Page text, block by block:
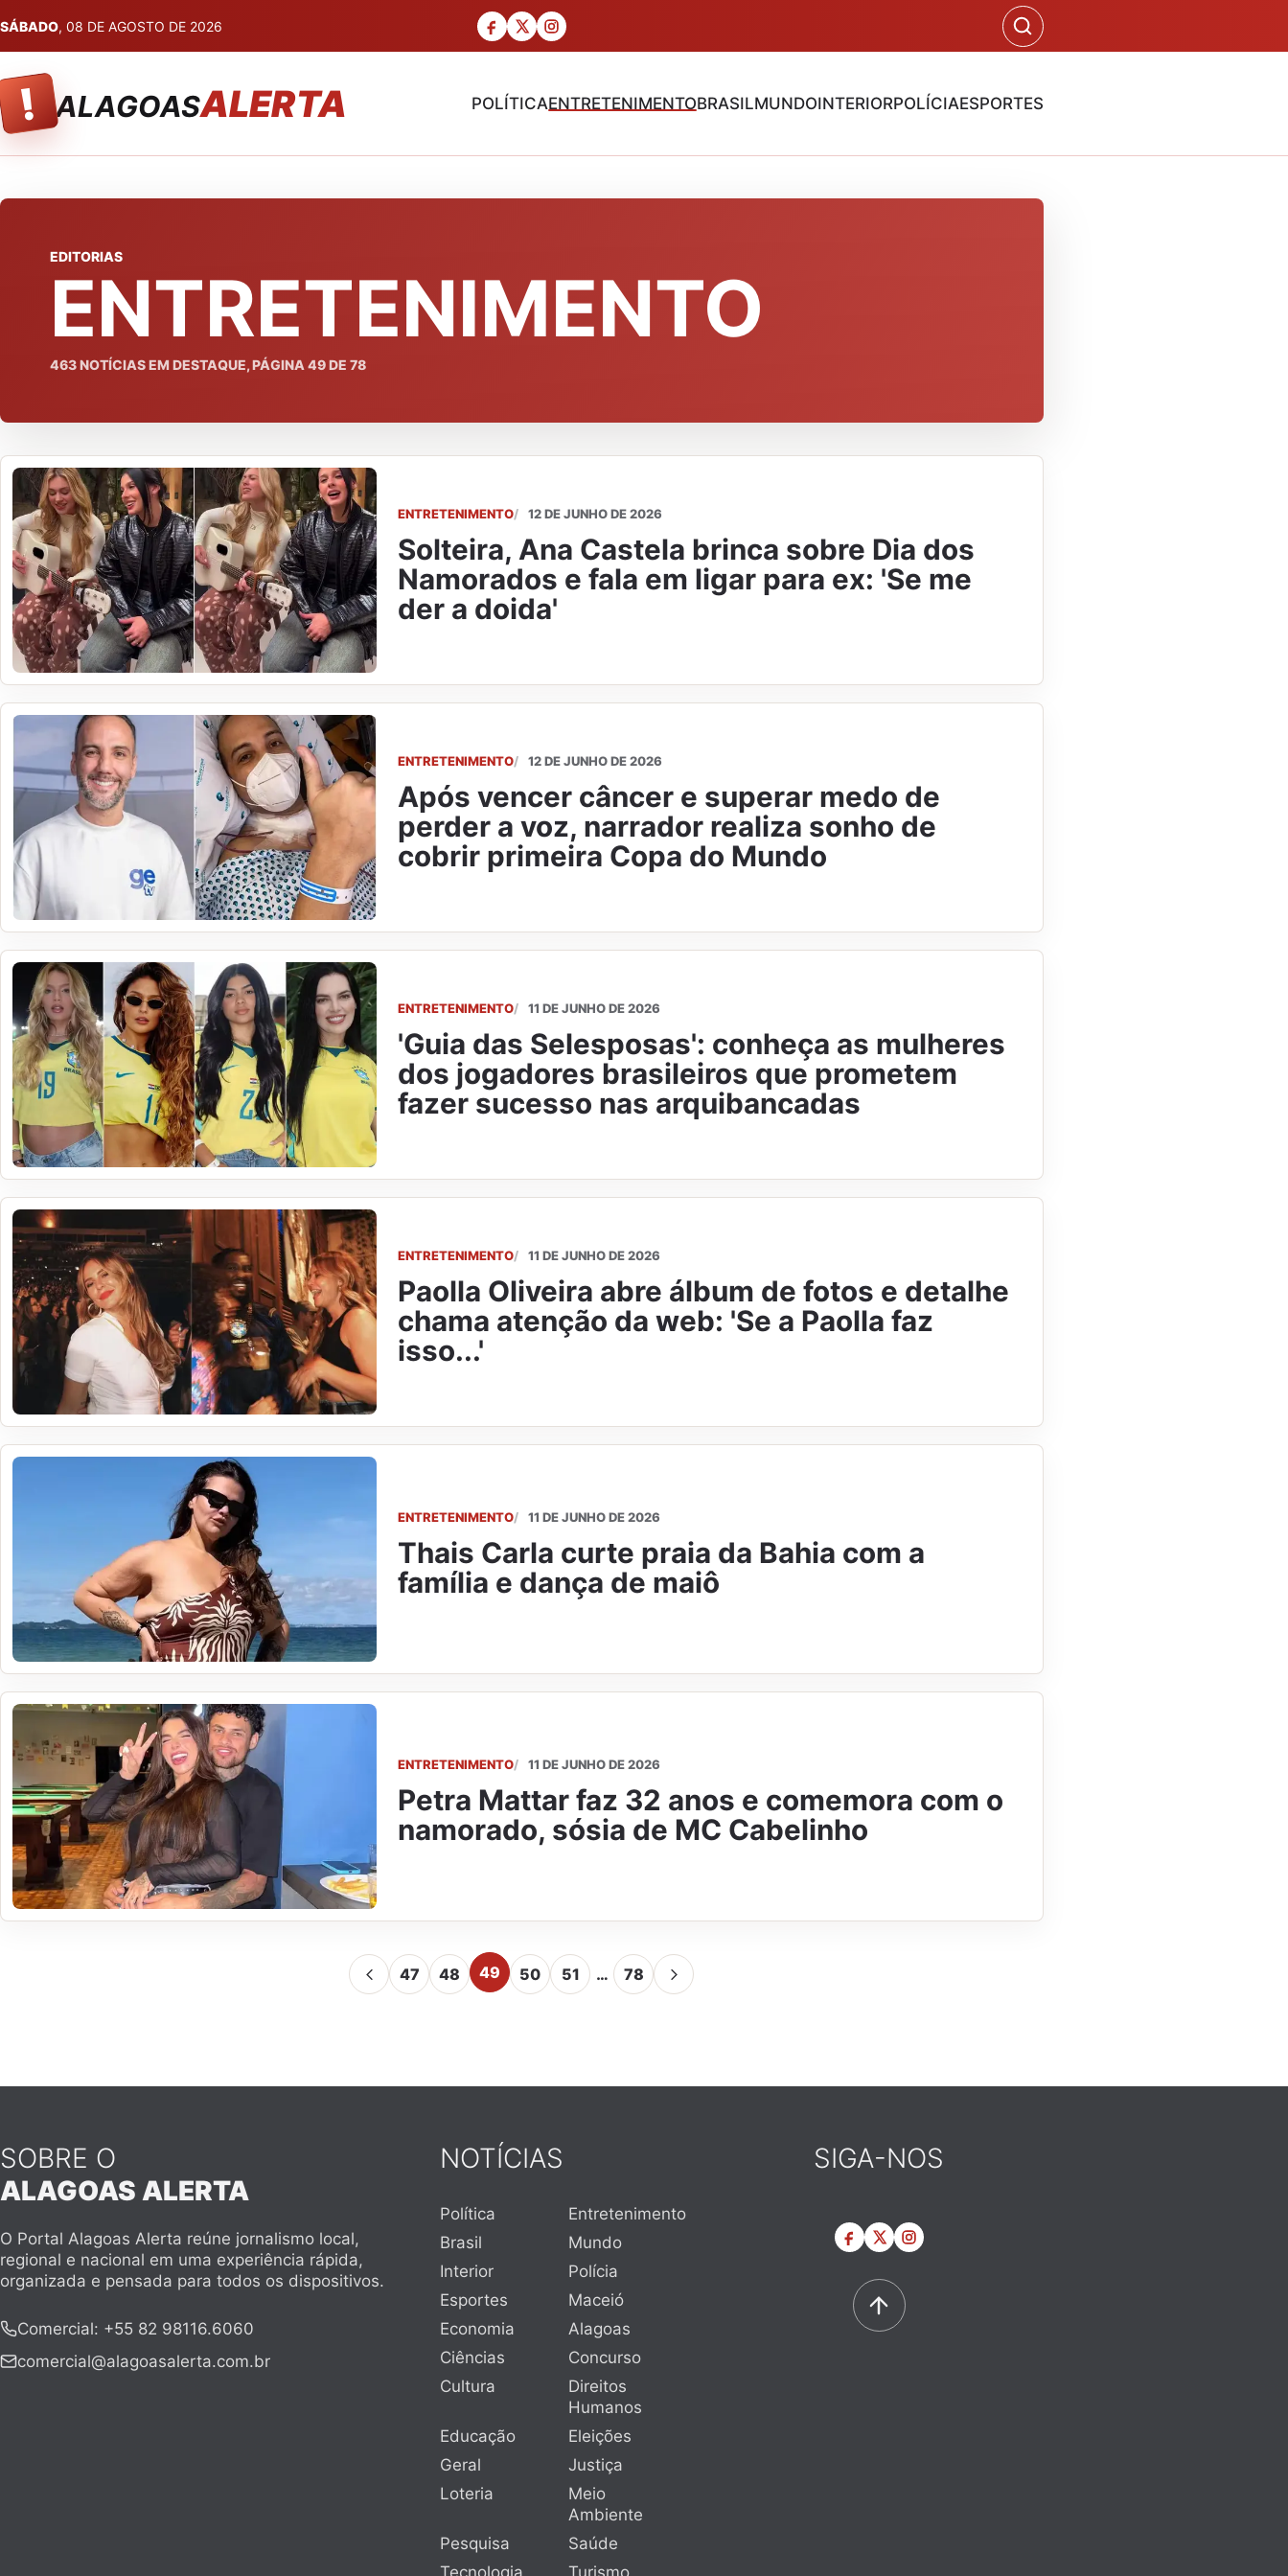
SÁBADO, 08 DE AGOSTO DE 2026
! ALAGOASALERTA POLÍTICAENTRETENIMENTOBRASILMUNDOINTERIORPOLÍCIAESPORTES
EDITORIAS
ENTRETENIMENTO
463NOTÍCIAS EM DESTAQUE, PÁGINA 49DE 78
ENTRETENIMENTO 12 DE JUNHO DE 2026
Solteira, Ana Castela brinca sobre Dia dos
Namorados e fala em ligar para ex: 'Se me
der a doida'
ENTRETENIMENTO 12 DE JUNHO DE 2026
Após vencer câncer e superar medo de
perder a voz, narrador realiza sonho de
cobrir primeira Copa do Mundo
ENTRETENIMENTO 11 DE JUNHO DE 2026
'Guia das Selesposas': conheça as mulheres
dos jogadores brasileiros que prometem
fazer sucesso nas arquibancadas
ENTRETENIMENTO 11 DE JUNHO DE 2026
Paolla Oliveira abre álbum de fotos e detalhe
chama atenção da web: 'Se a Paolla faz
isso...'
ENTRETENIMENTO 11 DE JUNHO DE 2026
Thais Carla curte praia da Bahia com a
família e dança de maiô
ENTRETENIMENTO 11 DE JUNHO DE 2026
Petra Mattar faz 32 anos e comemora com o
namorado, sósia de MC Cabelinho
47 48 49 50 51 … 78
SOBRE O
ALAGOAS ALERTA
O Portal Alagoas Alerta reúne jornalismo local,
regional e nacional em uma experiência rápida,
organizada e pensada para todos os dispositivos.
Comercial: +55 82 98116.6060
comercial@alagoasalerta.com.br
NOTÍCIAS
Política
Entretenimento
Brasil
Mundo
Interior
Polícia
Esportes
Maceió
Economia
Alagoas
Ciências
Concurso
Cultura
Direitos
Humanos
Educação
Eleições
Geral
Justiça
Loteria
Meio
Ambiente
Pesquisa
Saúde
Tecnologia
Turismo
SIGA-NOS